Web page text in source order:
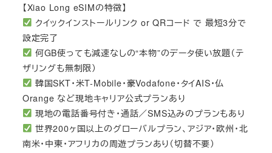
【Xiao Long eSIMの特徴】
クイックインストールリンク or QRコード で 最短3分で
設定完了
何GB使っても減速なしの“本物”のデータ使い放題（テ
ザリングも無制限）
韓国SKT・米T-Mobile・豪Vodafone・タイAIS・仏
Orange など現地キャリア公式プランあり
現地の電話番号付き・通話／SMS込みのプランもあり
世界200ヶ国以上のグローバルプラン、アジア・欧州・北
南米・中東・アフリカの周遊プランあり（切替不要）